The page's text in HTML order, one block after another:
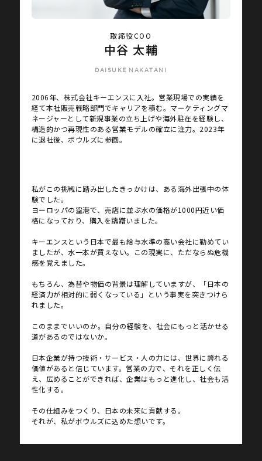
取締役COO
中谷 太輔
DAISUKE NAKATANI
2006年、株式会社キーエンスに入社。営業現場での実績を
経て本社販売戦略部門でキャリアを積む。マーケティングマ
ネージャーとして新規事業の立ち上げや海外駐在を経験し、
構造的かつ再現性のある営業モデルの確立に注力。2023年
に退社後、ボウルズに参画。
私がこの挑戦に踏み出したきっかけは、ある海外出張中の体
験でした。
ヨーロッパの空港で、売店に並ぶ水の価格が1000円近い価
格になっており、購入を躊躇いました。
キーエンスという日本で最も給与水準の高い会社に勤めてい
ましたが、水一本が買えない。この現実に、ただならぬ危機
感を覚えました。
もちろん、為替や物価の背景は理解していますが、
「日本の
経済力が相対的に弱くなっている」という事実を突きつけら
れました。
このままでいいのか――。自分の経験を、社会にもっと活かせる
道があるのではないか。
日本企業が持つ技術・サービス・人の力には、世界に誇れる
価値があると信じています。 営業の力で、それを正しく伝
え、広めることができれば、企業はもっと進化し、社会も活
性化する。
その仕組みをつくり、日本の未来に貢献する。
それが、私がボウルズに込めた想いです。